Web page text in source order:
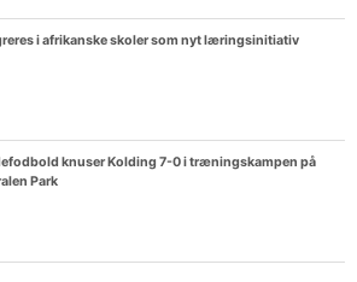
i afrikanske skoler som nyt læringsinitiativ
knuser Kolding 7-0 i træningskampen på
Park